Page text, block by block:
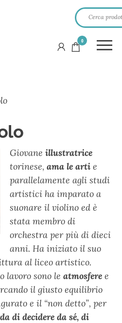
0
Giovaneillustratrice
torinese,ama le arti e
parallelamente agli studi
artistici ha imparato a
suonare il violino ed è
stata membro di
orchestra per più di dieci
anni. Ha iniziato il suo
al liceo artistico.
lavoro sono leatmosfere e
il giusto equilibrio
e il “non detto”, per
di decidere da sé, di